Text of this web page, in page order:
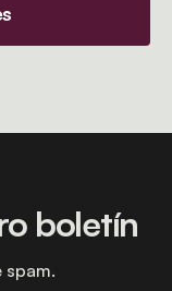
boletín
spam.